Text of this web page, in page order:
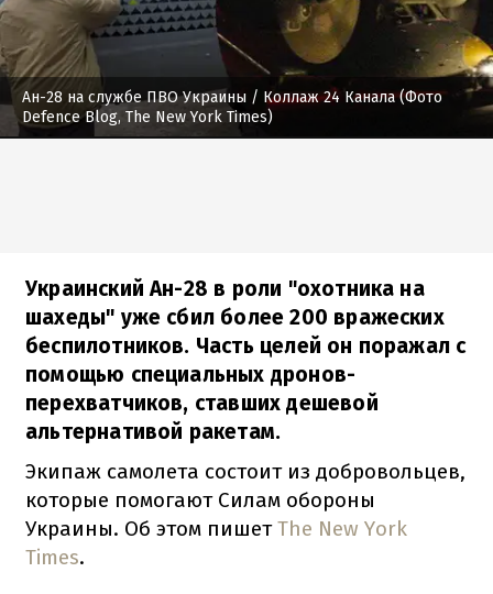
Ан-28 на службе ПВО Украины / Коллаж 24 Канала (Фото
Defence Blog, The New York Times)
Украинский Ан-28 в роли "охотника на
шахеды" уже сбил более 200 вражеских
беспилотников. Часть целей он поражал с
помощью специальных дронов-
перехватчиков, ставших дешевой
альтернативой ракетам.
Экипаж самолета состоит из добровольцев,
которые помогают Силам обороны
Украины. Об этом пишетThe New York
Times.